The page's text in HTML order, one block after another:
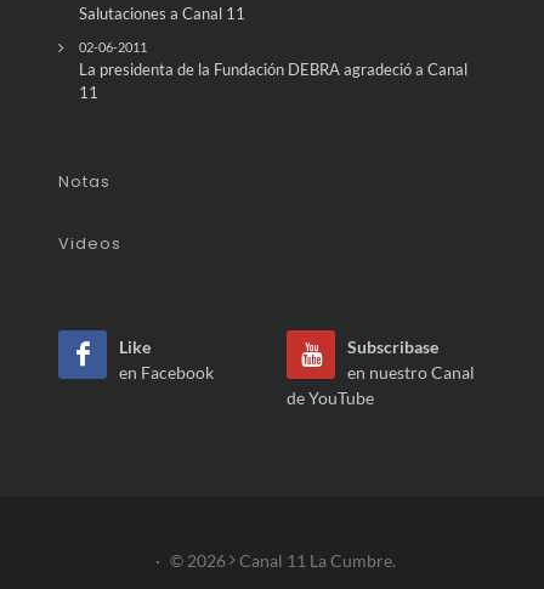
Salutaciones a Canal 11
02-06-2011
La presidenta de la Fundación DEBRA agradeció a Canal
11
Notas
Videos
Like
en Facebook
Subscribase
en nuestro Canal
de YouTube
· © 2026 Canal 11 La Cumbre.